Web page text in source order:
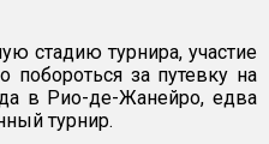
стадию турнира, участие
побороться за путевку на
в Рио-де-Жанейро, едва
турнир.